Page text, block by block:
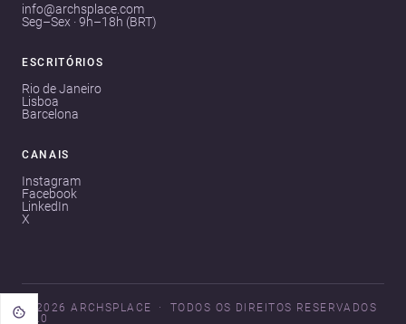
info@archsplace.com
Seg–Sex · 9h–18h (BRT)
ESCRITÓRIOS
Rio de Janeiro
Lisboa
Barcelona
CANAIS
Instagram
Facebook
LinkedIn
X
© 2026 ARCHSPLACE
TODOS OS DIREITOS RESERVADOS
V3.0